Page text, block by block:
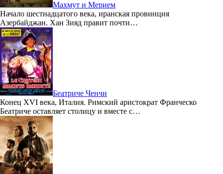
Махмут и Мерием
Начало шестнадцатого века, иранская провинция
Азербайджан. Хан Зияд правит почти…
Беатриче ​Ченчи
Конец XVI века, Италия. Римский аристократ Франческо
Беатриче оставляет столицу и вместе с…